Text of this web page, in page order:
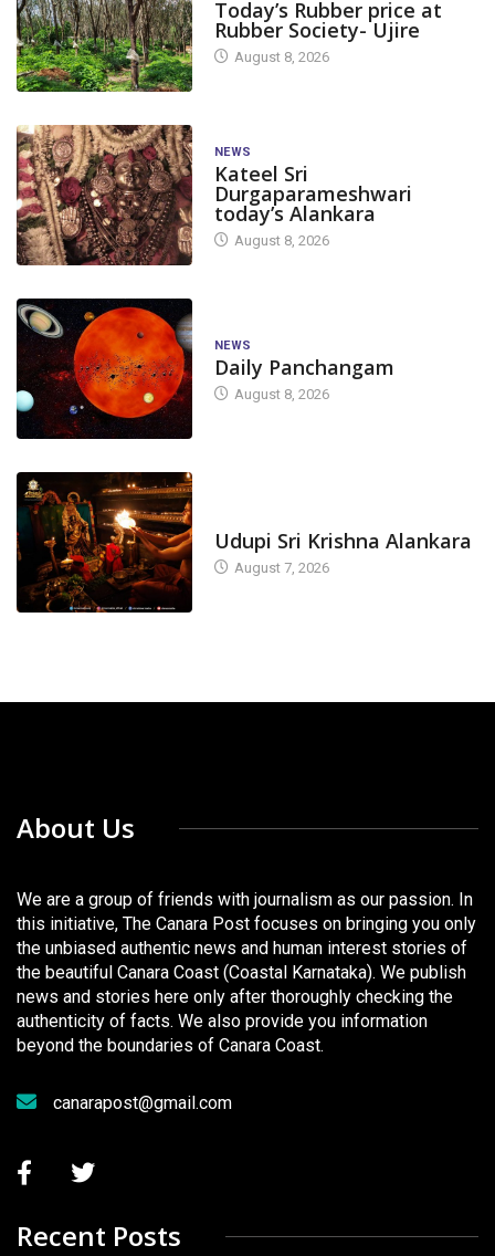
Today’s Rubber price at
Rubber Society- Ujire
August 8, 2026
NEWS
Kateel Sri
Durgaparameshwari
today’s Alankara
August 8, 2026
NEWS
Daily Panchangam
August 8, 2026
Udupi Sri Krishna Alankara
August 7, 2026
About Us
We are a group of friends with journalism as our passion. In
this initiative, The Canara Post focuses on bringing you only
the unbiased authentic news and human interest stories of
the beautiful Canara Coast (Coastal Karnataka). We publish
news and stories here only after thoroughly checking the
authenticity of facts. We also provide you information
beyond the boundaries of Canara Coast.
canarapost@gmail.com
Recent Posts